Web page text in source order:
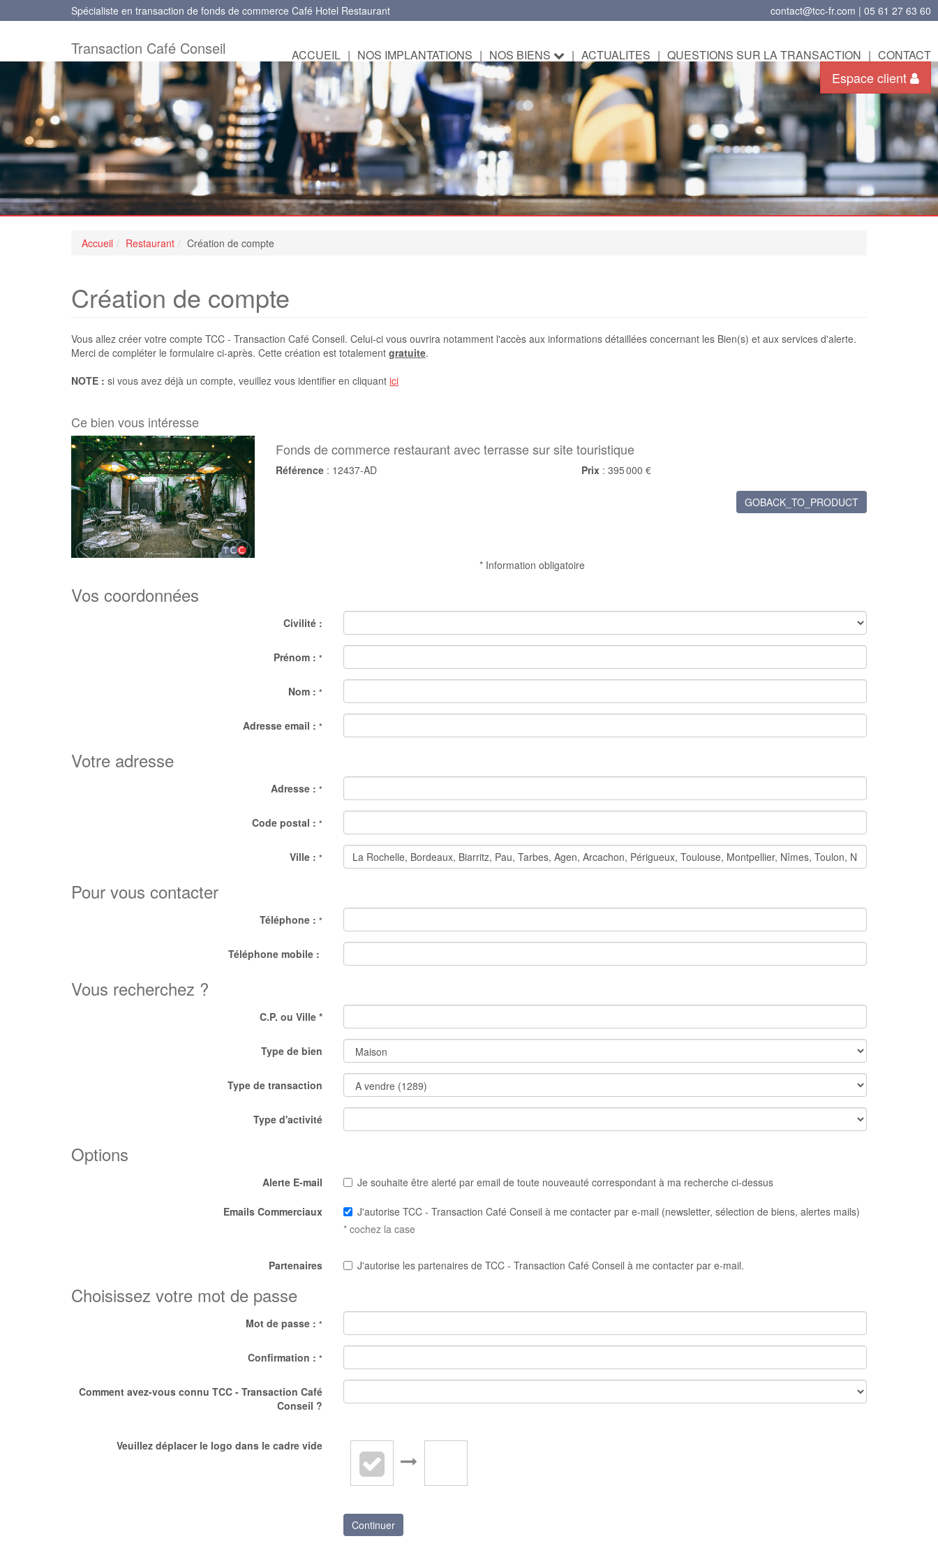
contact@tcc-fr.com | 05 61 27 63 60
Spécialiste en transaction de fonds de commerce Café Hotel Restaurant
Transaction Café Conseil ACCUEIL | NOS IMPLANTATIONS | NOS BIENS | ACTUALITES | QUESTIONS SUR LA TRANSACTION | CONTACT
Espace client
Accueil Restaurant Création de compte
Création de compte
Vous allez créer votre compte TCC - Transaction Café Conseil. Celui-ci vous ouvrira notamment l'accès aux informations détaillées concernant les Bien(s) et aux services d'alerte.
Merci de compléter le formulaire ci-après. Cette création est totalement gratuite.
NOTE : si vous avez déjà un compte, veuillez vous identifier en cliquant ici
Ce bien vous intéresse
Fonds de commerce restaurant avec terrasse sur site touristique
Référence: 12437-AD Prix : 395 000 €
GOBACK_TO_PRODUCT
* Information obligatoire
Vos coordonnées
Civilité :
Prénom : *
Nom : *
Adresse email : *
Votre adresse
Adresse : *
Code postal : *
Ville : *
Pour vous contacter
Téléphone : *
Téléphone mobile :
Vous recherchez ?
C.P. ou Ville *
Type de bien
Type de transaction
Type d'activité
Options
Alerte E-mail Je souhaite être alerté par email de toute nouveauté correspondant à ma recherche ci-dessus
Emails Commerciaux
J'autorise TCC - Transaction Café Conseil à me contacter par e-mail (newsletter, sélection de biens, alertes mails)
* cochez la case
Partenaires J'autorise les partenaires de TCC - Transaction Café Conseil à me contacter par e-mail.
Choisissez votre mot de passe
Mot de passe : *
Confirmation : *
Comment avez-vous connu TCC - Transaction Café
Conseil ?
Veuillez déplacer le logo dans le cadre vide
Continuer